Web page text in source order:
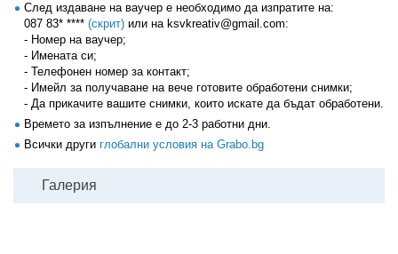
След издаване на ваучер е необходимо да изпратите на:
087 83* **** (скрит) или на ksvkreativ@gmail.com:
- Номер на ваучер;
- Имената си;
- Телефонен номер за контакт;
- Имейл за получаване на вече готовите обработени снимки;
- Да прикачите вашите снимки, които искате да бъдат обработени.
Времето за изпълнение е до 2-3 работни дни.
Всички други глобални условия на Grabo.bg
Галерия